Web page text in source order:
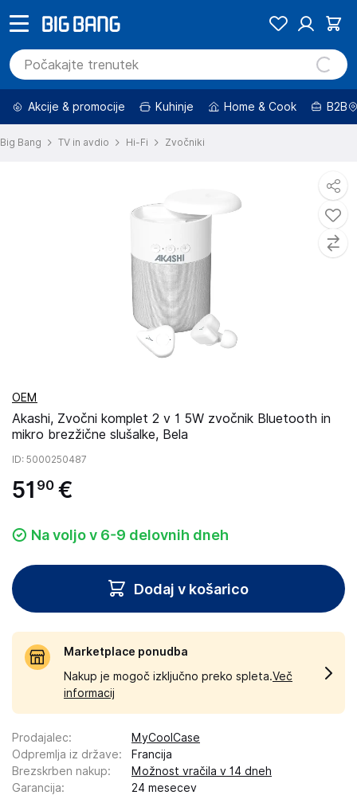
Akcije & promocije Kuhinje Home & Cook B2B
Big Bang TV in avdio Hi-Fi Zvočniki
OEM
Akashi, Zvočni komplet 2 v 1 5W zvočnik Bluetooth in
mikro brezžične slušalke, Bela
ID: 5000250487
51 90 €
Na voljo v 6-9 delovnih dneh
Dodaj v košarico
Marketplace ponudba
Nakup je mogoč izključno preko spleta.Več
informacij
Prodajalec:
MyCoolCase
Odpremlja iz države:
Francija
Brezskrben nakup:
Možnost vračila v 14 dneh
Garancija: 24 mesecev